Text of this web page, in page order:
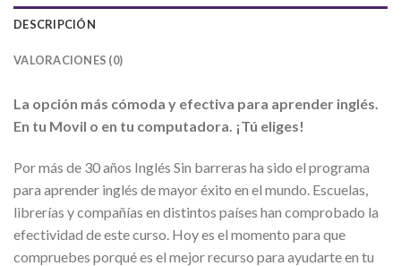
DESCRIPCIÓN
VALORACIONES (0)
La opción más cómoda y efectiva para aprender inglés.
En tu Movil o en tu computadora. ¡Tú eliges!
Por más de 30 años Inglés Sin barreras ha sido el programa
para aprender inglés de mayor éxito en el mundo. Escuelas,
librerías y compañías en distintos países han comprobado la
efectividad de este curso. Hoy es el momento para que
compruebes porqué es el mejor recurso para ayudarte en tu